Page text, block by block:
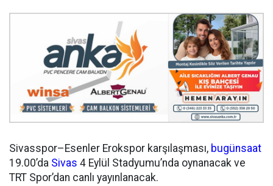
Sivasspor–Esenler Erokspor karşılaşması, bugünsaat
19.00’da Sivas 4 Eylül Stadyumu’nda oynanacak ve
TRT Spor’dan canlı yayınlanacak.